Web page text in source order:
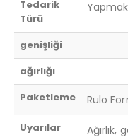
Tedarik
Türü
genişliği
ağırlığı
Paketleme
Rulo
Uyarılar